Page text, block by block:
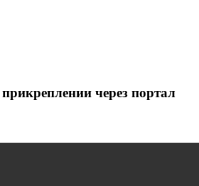
через портал